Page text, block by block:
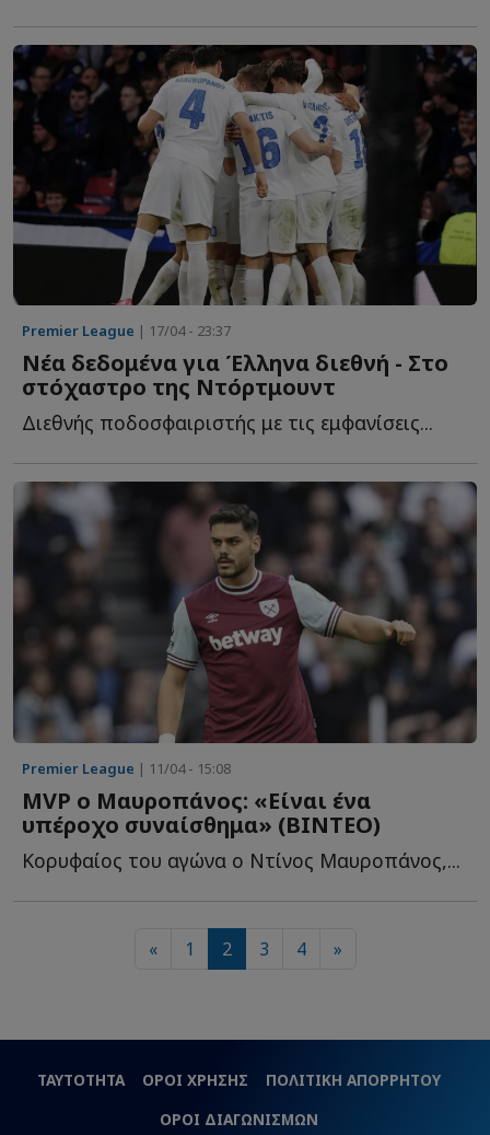
Premier League | 17/04 - 23:37
Νέα δεδομένα για Έλληνα διεθνή - Στο
στόχαστρο της Ντόρτμουντ
Διεθνής ποδοσφαιριστής με τις εμφανίσεις...
Premier League | 11/04 - 15:08
MVP ο Μαυροπάνος: «Είναι ένα
υπέροχο συναίσθημα» (ΒΙΝΤΕΟ)
Κορυφαίος του αγώνα ο Ντίνος Μαυροπάνος,...
« 1 2 3 4 »
ΤΑΥΤΟΤΗΤΑ ΟΡΟΙ ΧΡΗΣΗΣ
ΠΟΛΙΤΙΚΗ ΑΠΟΡΡΗΤΟΥ
ΟΡΟΙ ΔΙΑΓΩΝΙΣΜΩΝ